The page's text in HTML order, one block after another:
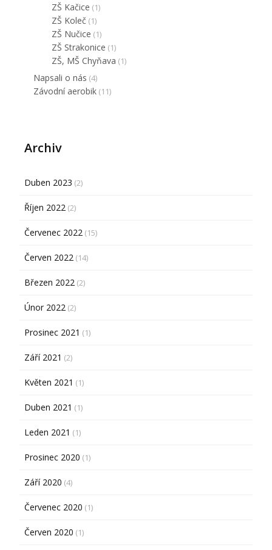
ZŠ Kačice (1)
ZŠ Koleč (1)
ZŠ Nučice (1)
ZŠ Strakonice (1)
ZŠ, MŠ Chyňava (1)
Napsali o nás (4)
Závodní aerobik (11)
Archiv
Duben 2023 (2)
Říjen 2022 (2)
Červenec 2022 (15)
Červen 2022 (14)
Březen 2022 (2)
Únor 2022 (2)
Prosinec 2021 (1)
Září 2021 (2)
Květen 2021 (1)
Duben 2021 (1)
Leden 2021 (1)
Prosinec 2020 (1)
Září 2020 (4)
Červenec 2020 (1)
Červen 2020 (1)